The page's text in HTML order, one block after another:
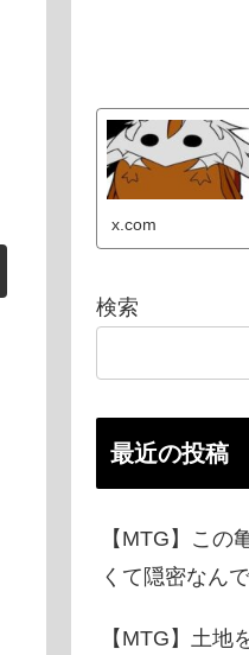
x.com
検索
最近の投稿
【MTG】この
くて隠密なん
【MTG】土地